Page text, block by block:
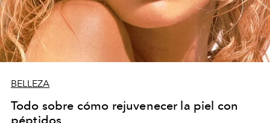
BELLEZA
Todo sobre cómo rejuvenecer la piel con
péptidos